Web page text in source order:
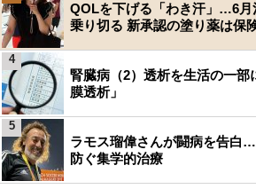
QOLを下げる「わき汗」…6月
乗り切る 新承認の塗り薬は保
腎臓病（2）透析を生活の一
膜透析」
4
ラモス瑠偉さんが闘病を告白
防ぐ集学的治療
5